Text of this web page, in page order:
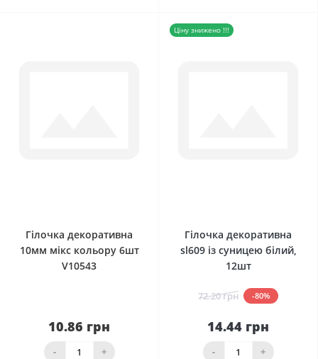
Гілочка декоративна
10мм мікс кольору 6шт
V10543
10.86 грн
- +
Ціну знижено !!!
Гілочка декоративна
sl609 із суницею білий,
12шт
72.20 грн -80%
14.44 грн
- +